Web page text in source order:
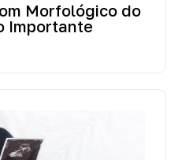
Morfológico do
Importante